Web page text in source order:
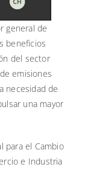
general de
beneficios
del sector
emisiones
necesidad de
una mayor
para el Cambio
e Industria